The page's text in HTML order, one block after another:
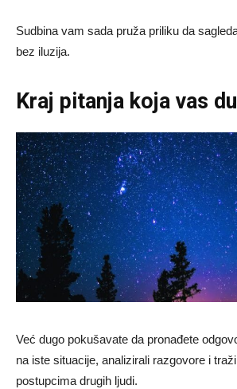
Sudbina vam sada pruža priliku da
bez iluzija.
Kraj pitanja koja vas
Već dugo pokušavate da pronađete
na iste situacije, analizirali razgovore i
postupcima drugih ljudi.